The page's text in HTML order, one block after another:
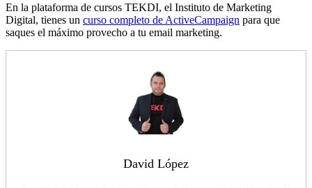
En la plataforma de cursos TEKDI, el Instituto de Marketing
Digital, tienes un curso completo de ActiveCampaign para que
saques el máximo provecho a tu email marketing.
David López